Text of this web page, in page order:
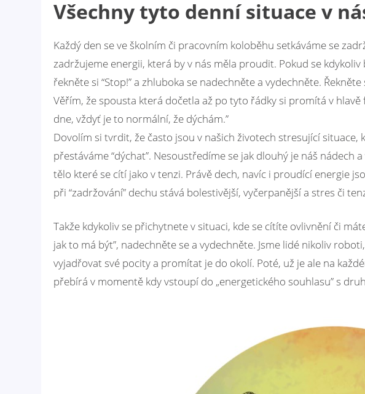
Všechny tyto denní situace v
Každý den se ve školním či pracovním koloběhu setkáváme se
zadržujeme energii, která by v nás měla proudit. Pokud se
řekněte si “Stop!” a zhluboka se nadechněte a vydechněte.
Věřím, že spousta která dočetla až po tyto řádky si promítá v
dne, vždyť je to normální, že dýchám.”
Dovolím si tvrdit, že často jsou v našich životech stresující
přestáváme “dýchat”. Nesoustředíme se jak dlouhý je náš nádech
tělo které se cítí jako v tenzi. Právě dech, navíc i proudící energie
při “zadržování” dechu stává bolestivější, vyčerpanější a stres či
Takže kdykoliv se přichytnete v situaci, kde se cítíte ovlivnění či
jak to má být”, nadechněte se a vydechněte. Jsme lidé nikoliv
vyjadřovat své pocity a promítat je do okolí. Poté, už je ale na
přebírá v momentě kdy vstoupí do „energetického souhlasu” s